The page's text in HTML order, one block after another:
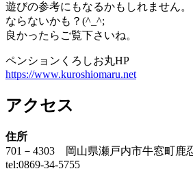
遊びの参考にもなるかもしれません。
ならないかも？(^_^;
良かったらご覧下さいね。
ペンションくろしお丸HP
https://www.kuroshiomaru.net
アクセス
住所
701－4303 岡山県瀬戸内市牛窓町鹿
tel:0869-34-5755